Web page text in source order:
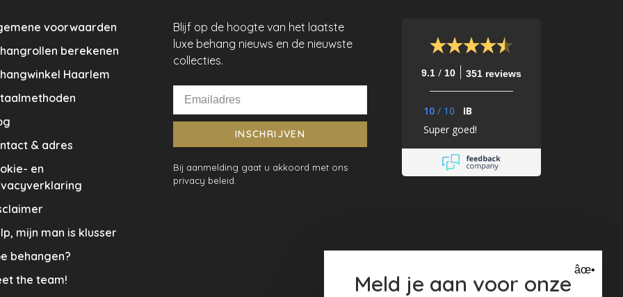
voorwaarden
berekenen
Haarlem
& adres
en
mijn man is klusser
behangen?
the team!
Blijf op de hoogte van het laatste
luxe behang nieuws en de nieuwste
collecties.
INSCHRIJVEN
Bij aanmelding gaat u akkoord met ons
privacy beleid.
9.1 / 10 351 reviews
10 / 10
IB
Super goed!
âœ•
Meld je aan voor onze